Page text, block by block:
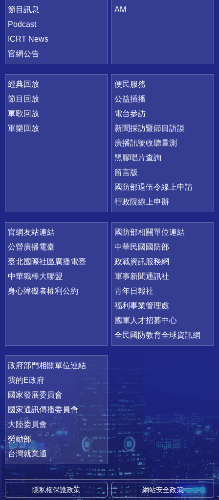
節目訊息
Podcast
ICRT News
官網公告
AM
經典回放
節目回放
軍歌回放
軍樂回放
便民服務
公益插播
電台參訪
新聞採訪暨節目訪談
廣播訊號收聽量測
黑膠唱片查詢
留言版
國防部退伍令線上申請
行政院線上申辦
官網友站連結
公營廣播電臺
臺北國際社區廣播電臺
中華職棒大聯盟
身心障礙者權利公約
國防部相關單位連結
中華民國國防部
政戰資訊服務網
軍事新聞通訊社
青年日報社
福利事業管理處
國軍人才招募中心
全民國防教育全球資訊網
政府部門相關單位連結
我的E政府
國家發展委員會
國家通訊傳播委員會
大陸委員會
勞動部
台灣就業通
隱私權保護政策 網站安全政策